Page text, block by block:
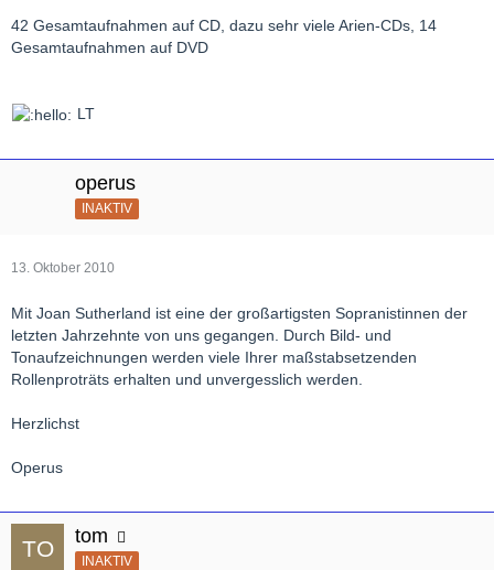
42 Gesamtaufnahmen auf CD, dazu sehr viele Arien-CDs, 14
Gesamtaufnahmen auf DVD
LT
operus
INAKTIV
13. Oktober 2010
Mit Joan Sutherland ist eine der großartigsten Sopranistinnen der
letzten Jahrzehnte von uns gegangen. Durch Bild- und
Tonaufzeichnungen werden viele Ihrer maßstabsetzenden
Rollenproträts erhalten und unvergesslich werden.
Herzlichst
Operus
tom
INAKTIV